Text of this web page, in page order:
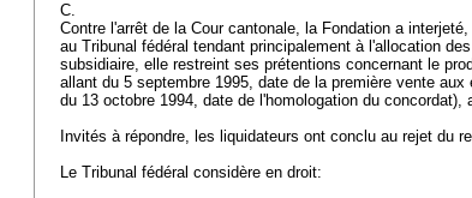
C.
Contre l'arrêt de la Cour cantonale, la Fondation a
au Tribunal fédéral tendant principalement à l'allocation
subsidiaire, elle restreint ses prétentions concernant le
allant du 5 septembre 1995, date de la première vente
du 13 octobre 1994, date de l'homologation du concordat),
Invités à répondre, les liquidateurs ont conclu au rejet du
Le Tribunal fédéral considère en droit: